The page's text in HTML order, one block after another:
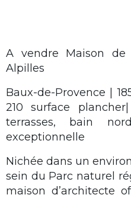
A vendre Maison
Alpilles
Baux-de-Provence |
210 surface
terrasses, bain
exceptionnelle
Nichée dans un
sein du Parc naturel
maison d’architecte